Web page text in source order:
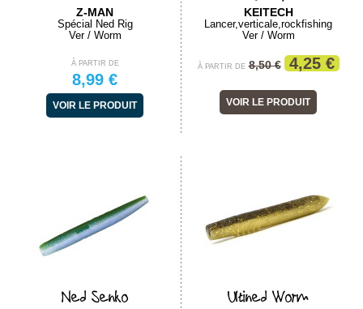
Z-MAN
Spécial Ned Rig
Ver / Worm
À PARTIR DE
8,99 €
VOIR LE PRODUIT
KEITECH
Lancer,verticale,rockfishing
Ver / Worm
À PARTIR DE 8,50 € 4,25 €
VOIR LE PRODUIT
Ned Senko Ultined Worm